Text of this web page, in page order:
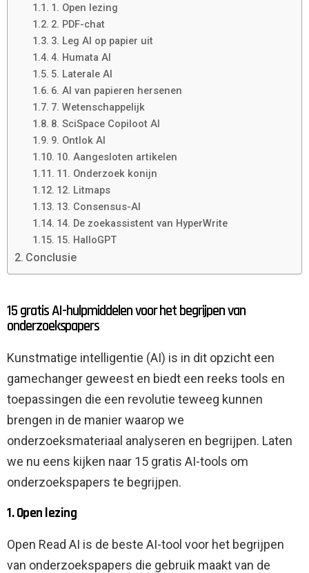
1. Open lezing
2. PDF-chat
3. Leg AI op papier uit
4. Humata AI
5. Laterale AI
6. AI van papieren hersenen
7. Wetenschappelijk
8. SciSpace Copiloot AI
9. Ontlok AI
10. Aangesloten artikelen
11. Onderzoek konijn
12. Litmaps
13. Consensus-AI
14. De zoekassistent van HyperWrite
15. HalloGPT
Conclusie
15 gratis AI-hulpmiddelen voor het begrijpen van
onderzoekspapers
Kunstmatige intelligentie (AI) is in dit opzicht een
gamechanger geweest en biedt een reeks tools en
toepassingen die een revolutie teweeg kunnen
brengen in de manier waarop we
onderzoeksmateriaal analyseren en begrijpen. Laten
we nu eens kijken naar 15 gratis AI-tools om
onderzoekspapers te begrijpen.
1. Open lezing
Open Read AI is de beste AI-tool voor het begrijpen
van onderzoekspapers die gebruik maakt van de